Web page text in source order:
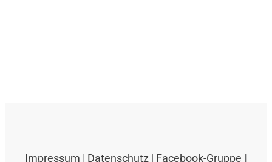
Impressum | Datenschutz | Facebook-Gruppe I